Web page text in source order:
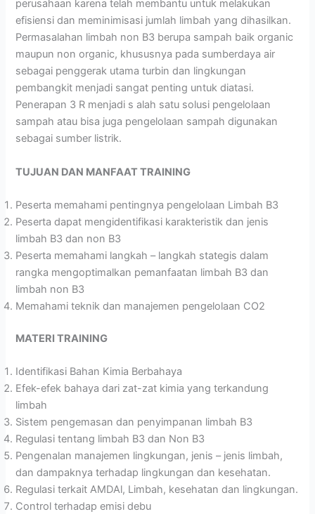
perusahaan karena telah membantu untuk melakukan
efisiensi dan meminimisasi jumlah limbah yang dihasilkan.
Permasalahan limbah non B3 berupa sampah baik organic
maupun non organic, khususnya pada sumberdaya air
sebagai penggerak utama turbin dan lingkungan
pembangkit menjadi sangat penting untuk diatasi.
Penerapan 3 R menjadi s alah satu solusi pengelolaan
sampah atau bisa juga pengelolaan sampah digunakan
sebagai sumber listrik.
TUJUAN DAN MANFAAT TRAINING
Peserta memahami pentingnya pengelolaan Limbah B3
Peserta dapat mengidentifikasi karakteristik dan jenis
limbah B3 dan non B3
Peserta memahami langkah – langkah stategis dalam
rangka mengoptimalkan pemanfaatan limbah B3 dan
limbah non B3
Memahami teknik dan manajemen pengelolaan CO2
MATERI TRAINING
Identifikasi Bahan Kimia Berbahaya
Efek-efek bahaya dari zat-zat kimia yang terkandung
limbah
Sistem pengemasan dan penyimpanan limbah B3
Regulasi tentang limbah B3 dan Non B3
Pengenalan manajemen lingkungan, jenis – jenis limbah,
dan dampaknya terhadap lingkungan dan kesehatan.
Regulasi terkait AMDAl, Limbah, kesehatan dan lingkungan.
Control terhadap emisi debu